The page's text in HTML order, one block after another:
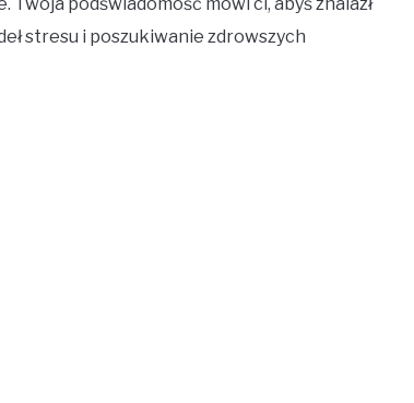
stresu i poszukiwanie zdrowszych